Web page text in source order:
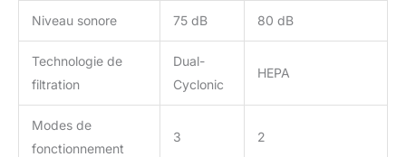
Niveau sonore 75 dB 80 dB
Technologie de
filtration
Dual-
Cyclonic
HEPA
Modes de
fonctionnement
3 2